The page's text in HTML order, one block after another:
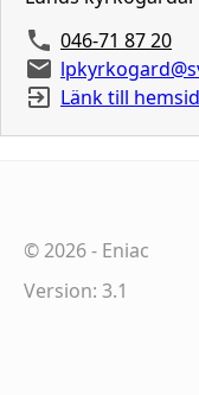
046-71 87 20
Länk till
©2026- Eniac
Version: 3.1